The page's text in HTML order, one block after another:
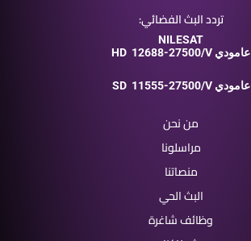
تردد البث الفضائي:
NILESAT
HD
12688-27500/V عامودي
SD 11555-27500/V عامودي
من نحن
مراسلونا
منصاتنا
البث الحي
وظائف شاغرة